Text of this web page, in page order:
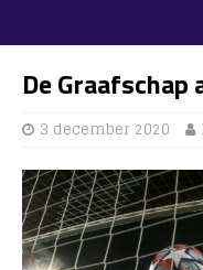
De
3 december 2020